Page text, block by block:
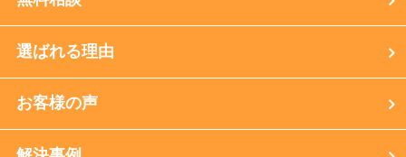
選ばれる理由
お客様の声